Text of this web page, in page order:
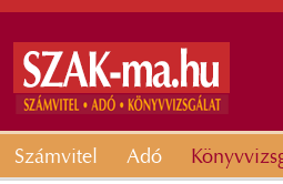
Számvitel Adó